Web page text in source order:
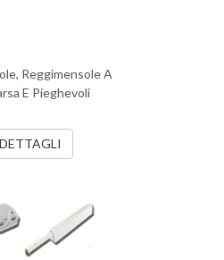
Reggimensole A
E Pieghevoli